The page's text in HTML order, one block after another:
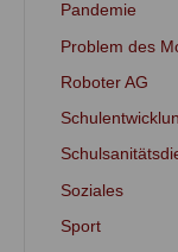
Pandemie
Problem des
Roboter AG
Soziales
Sport